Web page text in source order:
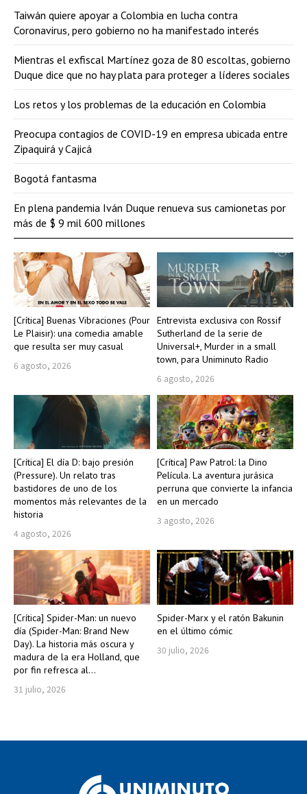
[Crítica] Buenas Vibraciones (Pour
Le Plaisir): una comedia amable
que resulta ser muy casual
6 agosto, 2026
Entrevista exclusiva con Rossif
Sutherland de la serie de
Universal+, Murder in a small
town, para Uniminuto Radio
6 agosto, 2026
[Crítica] El día D: bajo presión
(Pressure). Un relato tras
bastidores de uno de los
momentos más relevantes de la
historia
4 agosto, 2026
[Crítica] Paw Patrol: la Dino
Película. La aventura jurásica
perruna que convierte la infancia
en un mercado
3 agosto, 2026
[Crítica] Spider-Man: un nuevo
día (Spider-Man: Brand New
Day). La historia más oscura y
madura de la era Holland, que
por fin refresca al...
31 julio, 2026
Spider-Marx y el ratón Bakunin
en el último cómic
30 julio, 2026
Taiwán quiere apoyar a Colombia en lucha contra
Coronavirus, pero gobierno no ha manifestado interés
Mientras el exfiscal Martínez goza de 80 escoltas, gobierno
Duque dice que no hay plata para proteger a líderes sociales
Los retos y los problemas de la educación en Colombia
Preocupa contagios de COVID-19 en empresa ubicada entre
Zipaquirá y Cajicá
Bogotá fantasma
En plena pandemia Iván Duque renueva sus camionetas por
más de $ 9 mil 600 millones